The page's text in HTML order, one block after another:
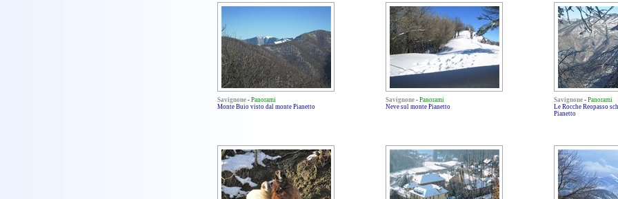
Savignone - Panorami
Monte Buio visto dal monte Pianetto
Savignone - Panorami
Neve sul monte Pianetto
Savignone - Panorami
Le Rocche Reopasso
Pianetto